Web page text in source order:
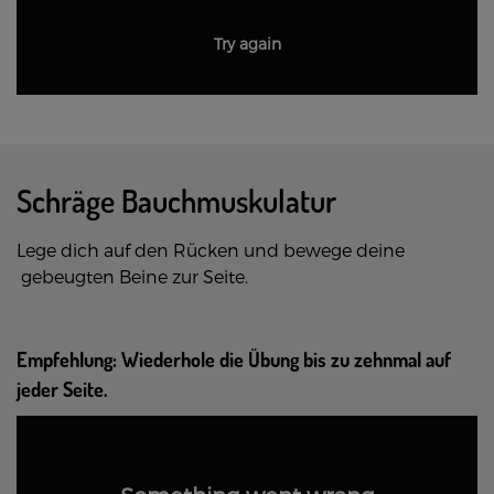
Try again
Schräge Bauchmuskulatur
Lege dich auf den Rücken und bewege deine
gebeugten Beine zur Seite.
Empfehlung: Wiederhole die Übung bis zu zehnmal auf
jeder Seite.